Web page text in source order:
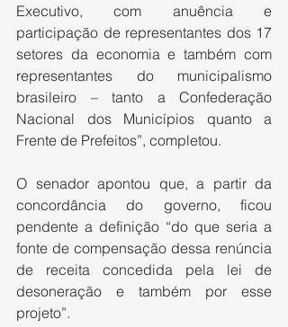
Executivo, com anuência e
participação de representantes dos 17
setores da economia e também com
representantes do municipalismo
brasileiro – tanto a Confederação
Nacional dos Municípios quanto a
Frente de Prefeitos”, completou.
O senador apontou que, a partir da
concordância do governo, ficou
pendente a definição “do que seria a
fonte de compensação dessa renúncia
de receita concedida pela lei de
desoneração e também por esse
projeto”.